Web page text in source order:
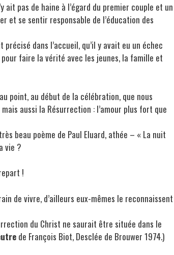
ait pas de haine à l’égard du premier couple et un
et se sentir responsable de l’éducation des
dans l’accueil, qu’il y avait eu un échec
pour faire la vérité avec les jeunes, la famille et
point, au début de la célébration, que nous
aussi la Résurrection : l’amour plus fort que
beau poème de Paul Eluard, athée – « La nuit
vie ?
!
de vivre, d’ailleurs eux-mêmes le reconnaissent
du Christ ne saurait être située dans le
de François Biot, Desclée de Brouwer 1974.)